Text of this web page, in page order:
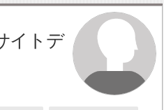
イトデ